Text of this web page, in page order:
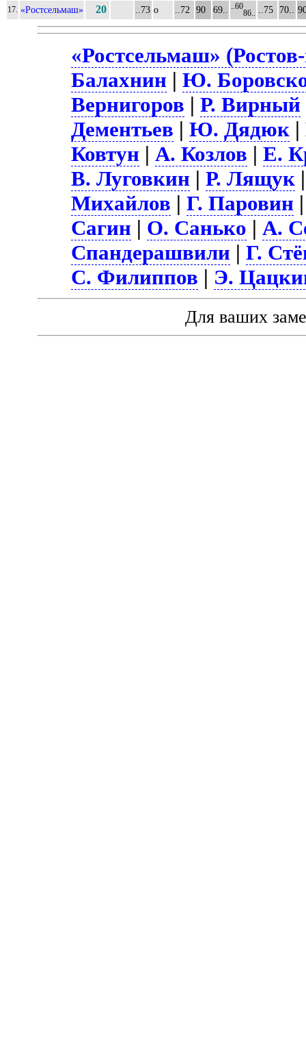
17. «Ростсельмаш» 20 ..73 о ..72 90 69.. ..60
86.. ..75 70..
«Ростсельмаш»
Балахнин |Ю.
Вернигоров |Р. Вирный
Дементьев |Ю. Дядюк
Ковтун |А. Козлов |Е.
В. Луговкин |Р. Лящук
Михайлов |Г. Паровин
Сагин | О. Санько |А.
Спандерашвили |Г.
С. Филиппов | Э.
Для ваших